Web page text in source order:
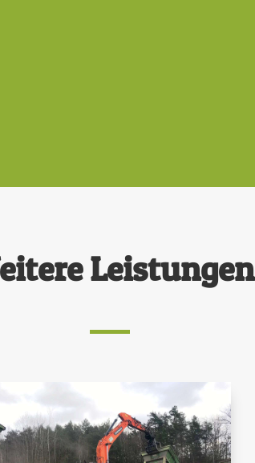
Leistungen
Recycling
Schrotthandel
Metallhandel
Schrottpreise
Wertstoffpreise
Baustoffpreise